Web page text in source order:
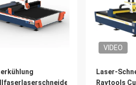
VIDEO
Laser-
Raytools